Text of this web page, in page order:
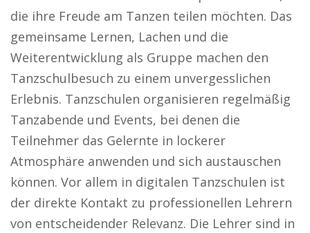
die ihre Freude am Tanzen teilen möchten. Das
gemeinsame Lernen, Lachen und die
Weiterentwicklung als Gruppe machen den
Tanzschulbesuch zu einem unvergesslichen
Erlebnis. Tanzschulen organisieren regelmäßig
Tanzabende und Events, bei denen die
Teilnehmer das Gelernte in lockerer
Atmosphäre anwenden und sich austauschen
können. Vor allem in digitalen Tanzschulen ist
der direkte Kontakt zu professionellen Lehrern
von entscheidender Relevanz. Die Lehrer sind in